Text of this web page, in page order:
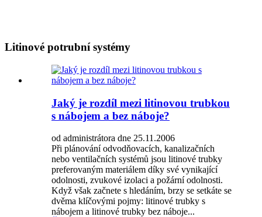
Litinové potrubní systémy
Jaký je rozdíl mezi litinovou trubkou
s nábojem a bez náboje?
od administrátora dne 25.11.2006
Při plánování odvodňovacích, kanalizačních
nebo ventilačních systémů jsou litinové trubky
preferovaným materiálem díky své vynikající
odolnosti, zvukové izolaci a požární odolnosti.
Když však začnete s hledáním, brzy se setkáte se
dvěma klíčovými pojmy: litinové trubky s
nábojem a litinové trubky bez náboje...